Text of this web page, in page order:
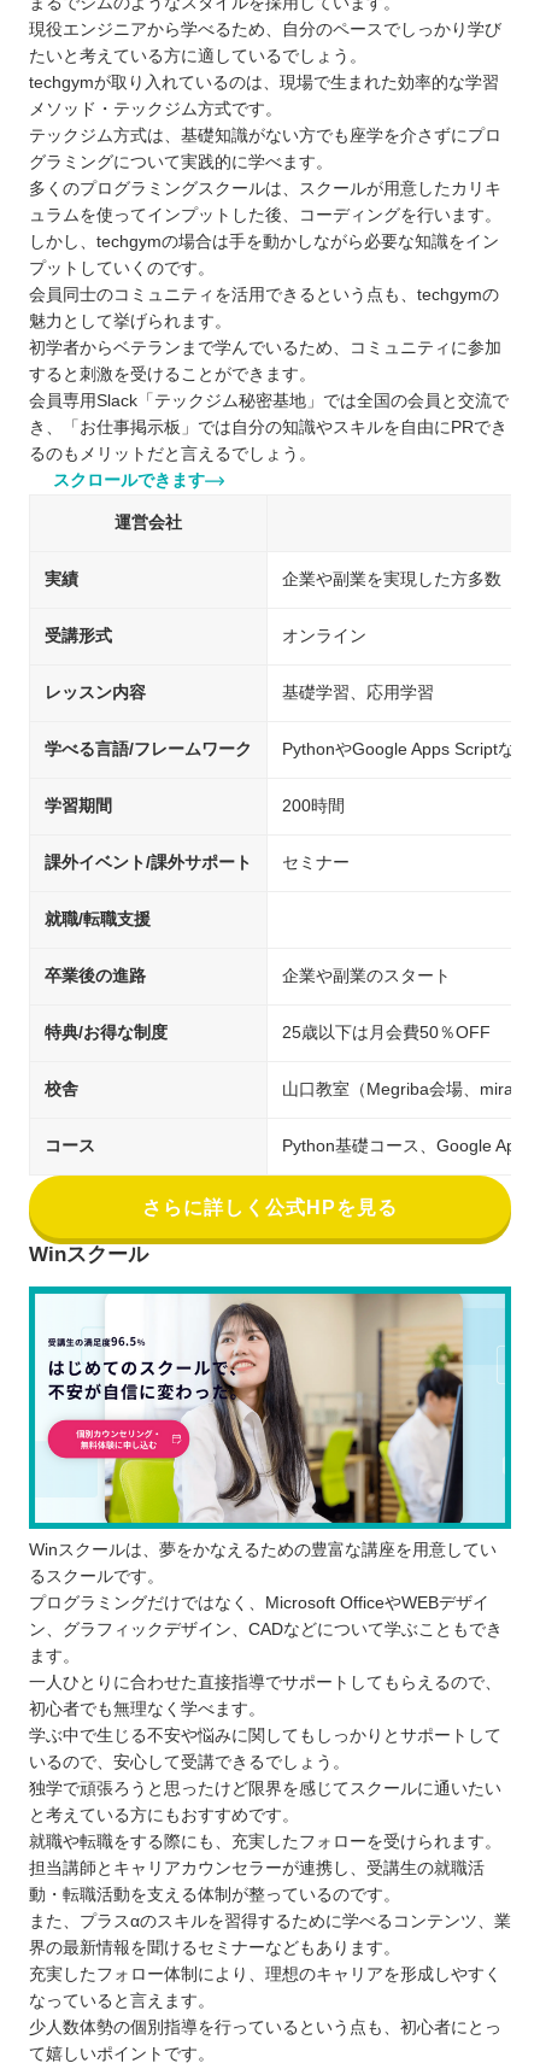
現役エンジニアから学べるため、自分のペースでしっかり学び
たいと考えている方に適しているでしょう。
techgymが取り入れているのは、現場で生まれた効率的な学習
メソッド・テックジム方式です。
テックジム方式は、基礎知識がない方でも座学を介さずにプロ
グラミングについて実践的に学べます。
多くのプログラミングスクールは、スクールが用意したカリキ
ュラムを使ってインプットした後、コーディングを行います。
しかし、techgymの場合は手を動かしながら必要な知識をイン
プットしていくのです。
会員同士のコミュニティを活用できるという点も、techgymの
魅力として挙げられます。
初学者からベテランまで学んでいるため、コミュニティに参加
すると刺激を受けることができます。
会員専用Slack「テックジム秘密基地」では全国の会員と交流で
き、「お仕事掲示板」では自分の知識やスキルを自由にPRでき
るのもメリットだと言えるでしょう。
スクロールできます
運営会社
実績 企業や副業を実現した方多数
受講形式 オンライン
レッスン内容 基礎学習、応用学習
学べる言語/フレームワーク PythonやGoogle Apps Scriptなど
学習期間 200時間
課外イベント/課外サポート セミナー
就職/転職支援
卒業後の進路 企業や副業のスタート
特典/お得な制度 25歳以下は月会費50％OFF
校舎 山口教室（Megriba会場、
コース Python基礎コース、Google
さらに詳しく公式HPを見る
Winスクール
Winスクールは、夢をかなえるための豊富な講座を用意してい
るスクールです。
プログラミングだけではなく、Microsoft OfficeやWEBデザイ
ン、グラフィックデザイン、CADなどについて学ぶこともでき
ます。
一人ひとりに合わせた直接指導でサポートしてもらえるので、
初心者でも無理なく学べます。
学ぶ中で生じる不安や悩みに関してもしっかりとサポートして
いるので、安心して受講できるでしょう。
独学で頑張ろうと思ったけど限界を感じてスクールに通いたい
と考えている方にもおすすめです。
就職や転職をする際にも、充実したフォローを受けられます。
担当講師とキャリアカウンセラーが連携し、受講生の就職活
動・転職活動を支える体制が整っているのです。
また、プラスαのスキルを習得するために学べるコンテンツ、業
界の最新情報を聞けるセミナーなどもあります。
充実したフォロー体制により、理想のキャリアを形成しやすく
なっていると言えます。
少人数体勢の個別指導を行っているという点も、初心者にとっ
て嬉しいポイントです。